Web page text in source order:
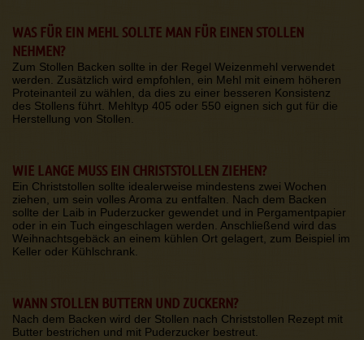
WAS FÜR EIN MEHL SOLLTE MAN FÜR EINEN STOLLEN
NEHMEN?
Zum Stollen Backen sollte in der Regel Weizenmehl verwendet
werden. Zusätzlich wird empfohlen, ein Mehl mit einem höheren
Proteinanteil zu wählen, da dies zu einer besseren Konsistenz
des Stollens führt. Mehltyp 405 oder 550 eignen sich gut für die
Herstellung von Stollen.
WIE LANGE MUSS EIN CHRISTSTOLLEN ZIEHEN?
Ein Christstollen sollte idealerweise mindestens zwei Wochen
ziehen, um sein volles Aroma zu entfalten. Nach dem Backen
sollte der Laib in Puderzucker gewendet und in Pergamentpapier
oder in ein Tuch eingeschlagen werden. Anschließend wird das
Weihnachtsgebäck an einem kühlen Ort gelagert, zum Beispiel im
Keller oder Kühlschrank.
WANN STOLLEN BUTTERN UND ZUCKERN?
Nach dem Backen wird der Stollen nach Christstollen Rezept mit
Butter bestrichen und mit Puderzucker bestreut.